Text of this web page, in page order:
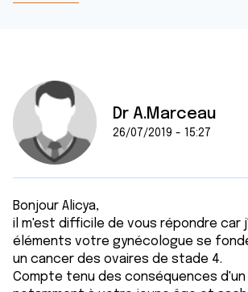
Dr A.Marceau
26/07/2019 - 15:27
Bonjour Alicya,
il m'est difficile de vous répondre car
éléments votre gynécologue se
un cancer des ovaires de stade 4.
Compte tenu des conséquences